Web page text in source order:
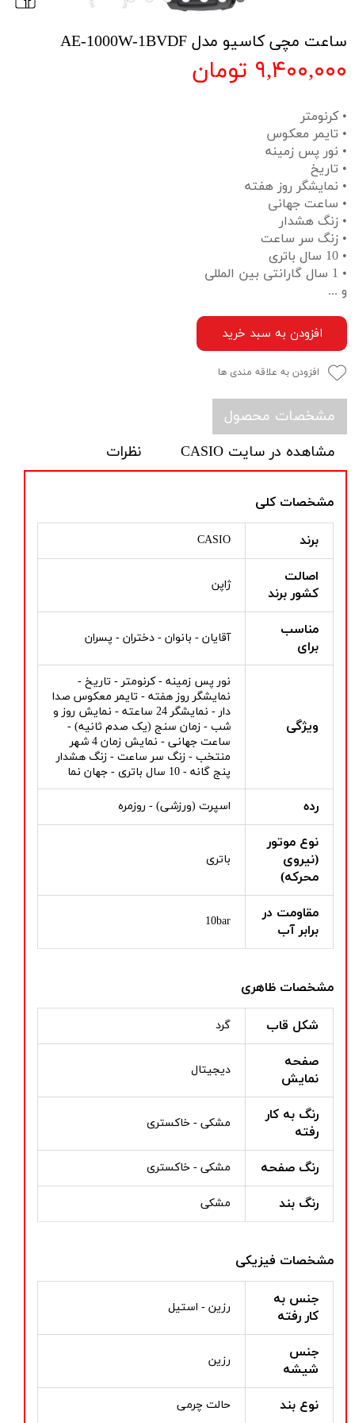
ساعت مچی کاسیو مدل AE-1000W-1BVDF
۹,۴۰۰,۰۰۰ تومان
• کرنومتر
• تایمر معکوس
• نور پس زمینه
• تاریخ
• نمایشگر روز هفته
• ساعت جهانی
• زنگ هشدار
• زنگ سر ساعت
• 10 سال باتری
• 1 سال گارانتی بین المللی
و ...
افزودن به سبد خرید
افزودن به علاقه مندی ها
مشخصات محصول
مشاهده در سایت CASIO
نظرات
مشخصات کلی
برند CASIO
اصالت
کشور برند
ژاپن
مناسب
برای
آقایان - بانوان - دختران - پسران
ویژگی
نور پس زمینه - کرنومتر - تاریخ -
نمایشگر روز هفته - تایمر معکوس صدا
دار - نمایشگر 24 ساعته - نمایش روز و
شب - زمان سنج (یک صدم ثانیه) -
ساعت جهانی - نمایش زمان 4 شهر
منتخب - زنگ سر ساعت - زنگ هشدار
پنج گانه - 10 سال باتری - جهان نما
رده اسپرت (ورزشی) - روزمره
نوع موتور
(نیروی
محرکه)
باتری
مقاومت در
برابر آب
10bar
مشخصات ظاهری
شکل قاب گرد
صفحه
نمایش
دیجیتال
رنگ به کار
رفته
مشکی - خاکستری
رنگ صفحه مشکی - خاکستری
رنگ بند مشکی
مشخصات فیزیکی
جنس به
کار رفته
رزین - استیل
جنس
شیشه
رزین
نوع بند حالت چرمی